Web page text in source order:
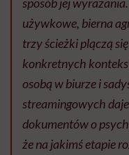
używkowe, bierna
trzy ścieżki plączą
konkretnych
osobą w biurze i
streamingowych
dokumentów o
że na jakimś etapie